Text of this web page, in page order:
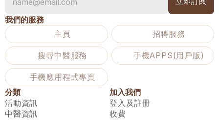
我們的服務
主頁
招聘服務
搜尋中醫服務 手機APPS(用戶版)
手機應用程式專頁
分類
活動資訊
中醫資訊
加入我們
登入及註冊
收費